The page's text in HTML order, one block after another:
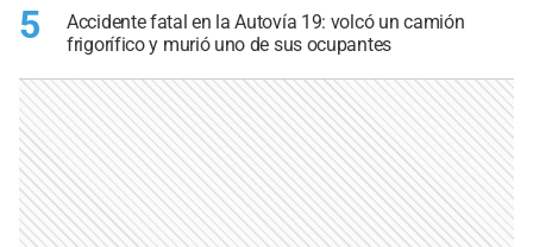
5
Accidente fatal en la Autovía 19: volcó un camión
frigorífico y murió uno de sus ocupantes